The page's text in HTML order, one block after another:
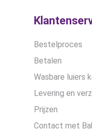
Bestelproces
Betalen
Wasbare luiers
Levering en
Prijzen
Contact met